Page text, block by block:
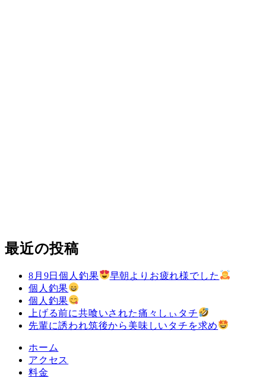
最近の投稿
8月9日個人釣果
早朝よりお疲れ様でした
個人釣果
個人釣果
上げる前に共喰いされた痛々しぃタチ
先輩に誘われ筑後から美味しいタチを求め
ホーム
アクセス
料金